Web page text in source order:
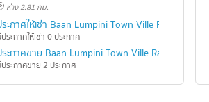
2
2
ห่าง 2.81 กม.
ะกาศให้เช่า Baan Lumpini Town Ville
ระกาศให้เช่า 0 ประกาศ
ะกาศขาย Baan Lumpini Town Ville Ratchaphruek
ระกาศขาย 2 ประกาศ